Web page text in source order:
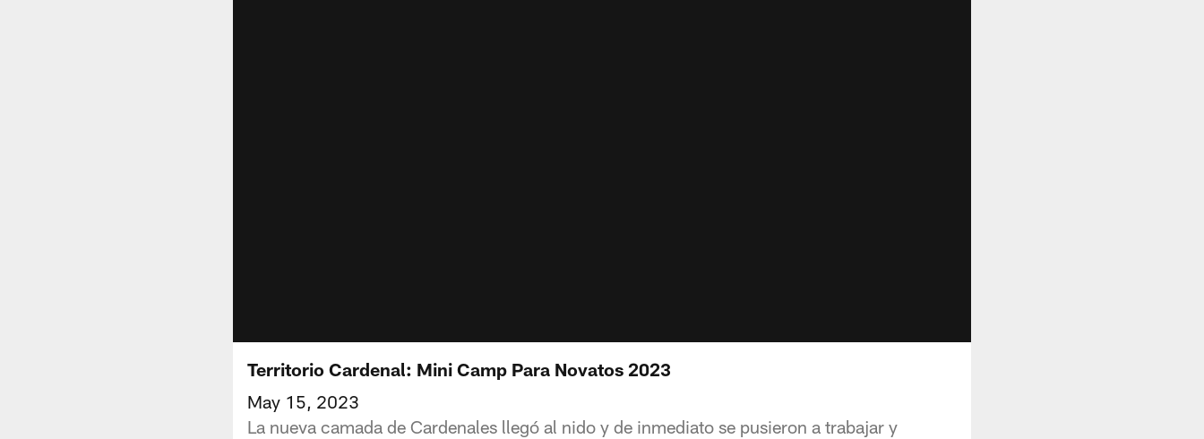
Territorio Cardenal: Mini Camp Para Novatos 2023
May 15, 2023
La nueva camada de Cardenales llegó al nido y de inmediato se pusieron a trabajar y